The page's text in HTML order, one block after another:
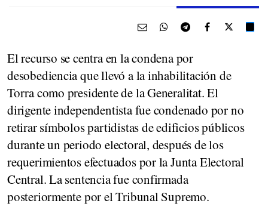
El recurso se centra en la condena por
desobediencia que llevó a la inhabilitación de
Torra como presidente de la Generalitat. El
dirigente independentista fue condenado por no
retirar símbolos partidistas de edificios públicos
durante un periodo electoral, después de los
requerimientos efectuados por la Junta Electoral
Central. La sentencia fue confirmada
posteriormente por el Tribunal Supremo.